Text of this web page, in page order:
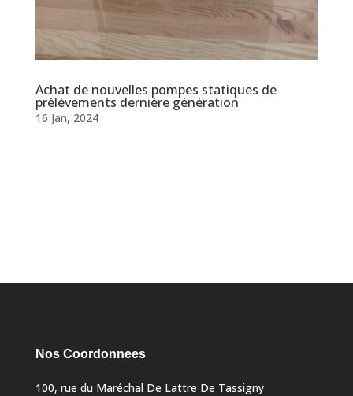
Achat de nouvelles pompes statiques de
prélèvements dernière génération
16 Jan, 2024
Nos Coordonnees
100, rue du Maréchal De Lattre De Tassigny